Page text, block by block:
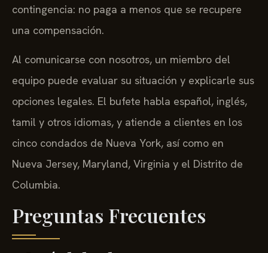
contingencia: no paga a menos que se recupere
una compensación.
Al comunicarse con nosotros, un miembro del
equipo puede evaluar su situación y explicarle sus
opciones legales. El bufete habla español, inglés,
tamil y otros idiomas, y atiende a clientes en los
cinco condados de Nueva York, así como en
Nueva Jersey, Maryland, Virginia y el Distrito de
Columbia.
Preguntas Frecuentes